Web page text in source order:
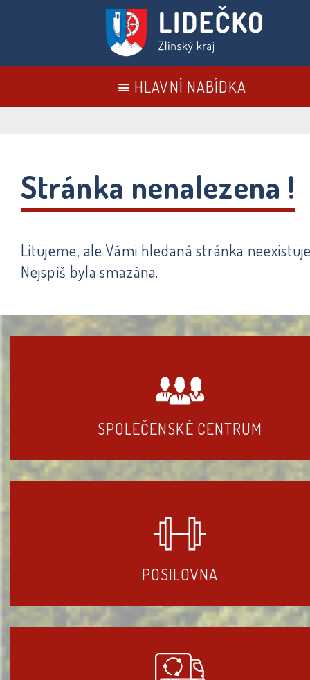
HLAVNÍ NABÍDKA
Stránka nenalezena !
Litujeme, ale Vámi hledaná stránka
Nejspíš byla smazána.
SPOLEČENSKÉ CENTRUM
POSILOVNA